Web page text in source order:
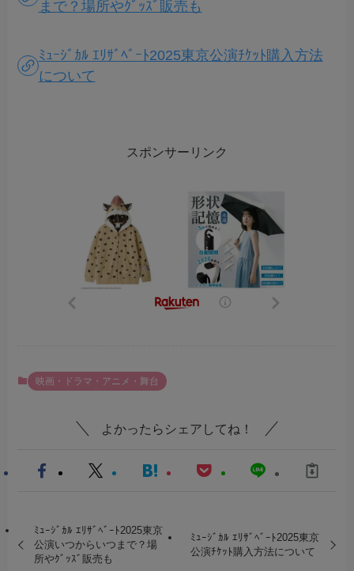
まで？場所やｸﾞｯｽﾞ販売も
ﾐｭｰｼﾞｶﾙ ｴﾘｻﾞﾍﾞｰﾄ2025東京公演ﾁｹｯﾄ購入方法
について
スポンサーリンク
映画・ドラマ・アニメ・舞台
よかったらシェアしてね！
ﾐｭｰｼﾞｶﾙ ｴﾘｻﾞﾍﾞｰﾄ2025東京
公演いつからいつまで？場
所やｸﾞｯｽﾞ販売も
ﾐｭｰｼﾞｶﾙ ｴﾘｻﾞﾍﾞｰﾄ2025東京
公演ﾁｹｯﾄ購入方法について